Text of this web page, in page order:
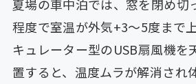
夏場の車中泊では、窓を閉め切
程度で室温が外気+3〜5度まで
キュレーター型のUSB扇風機を
置すると、温度ムラが解消され